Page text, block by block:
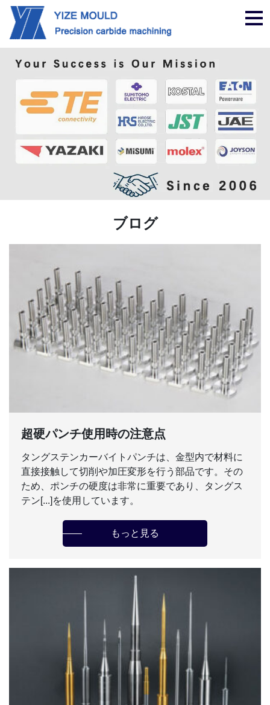
ナ
ビ
ブログ
超硬パンチ使用時の注意点
タングステンカーバイトパンチは、金型内で材料に
直接接触して切削や加圧変形を行う部品です。その
ため、ポンチの硬度は非常に重要であり、タングス
テン[...]を使用しています。
もっと見る